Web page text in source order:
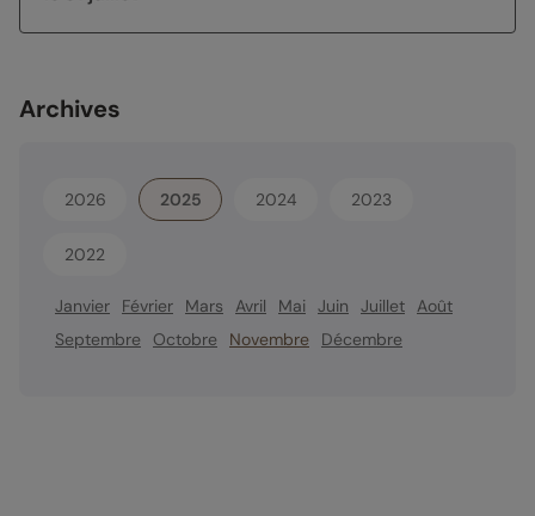
Archives
2026 2025 2024 2023
2022
Janvier Février Mars Avril Mai Juin Juillet Août
Septembre
Octobre Novembre Décembre